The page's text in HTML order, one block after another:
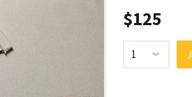
$125
1